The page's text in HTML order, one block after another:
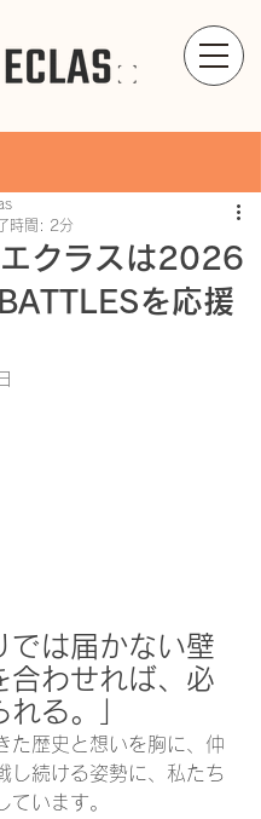
クラスは2026
を応援
時間: 2分
では届かない壁
合わせれば、必
る。」
た歴史と想いを胸に、仲
し続ける姿勢に、私たち
ています。